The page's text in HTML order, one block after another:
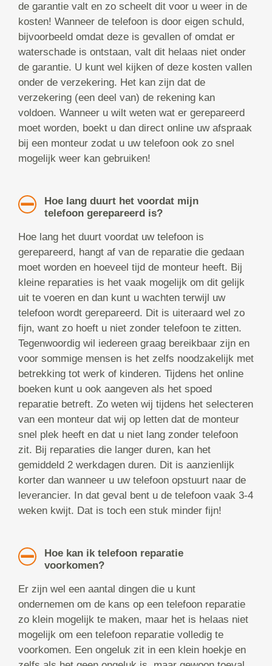
de garantie valt en zo scheelt dit voor u weer in de
kosten! Wanneer de telefoon is door eigen schuld,
bijvoorbeeld omdat deze is gevallen of omdat er
waterschade is ontstaan, valt dit helaas niet onder
de garantie. U kunt wel kijken of deze kosten vallen
onder de verzekering. Het kan zijn dat de
verzekering (een deel van) de rekening kan
voldoen. Wanneer u wilt weten wat er gerepareerd
moet worden, boekt u dan direct online uw afspraak
bij een monteur zodat u uw telefoon ook zo snel
mogelijk weer kan gebruiken!
Hoe lang duurt het voordat mijn
telefoon gerepareerd is?
Hoe lang het duurt voordat uw telefoon is
gerepareerd, hangt af van de reparatie die gedaan
moet worden en hoeveel tijd de monteur heeft. Bij
kleine reparaties is het vaak mogelijk om dit gelijk
uit te voeren en dan kunt u wachten terwijl uw
telefoon wordt gerepareerd. Dit is uiteraard wel zo
fijn, want zo hoeft u niet zonder telefoon te zitten.
Tegenwoordig wil iedereen graag bereikbaar zijn en
voor sommige mensen is het zelfs noodzakelijk met
betrekking tot werk of kinderen. Tijdens het online
boeken kunt u ook aangeven als het spoed
reparatie betreft. Zo weten wij tijdens het selecteren
van een monteur dat wij op letten dat de monteur
snel plek heeft en dat u niet lang zonder telefoon
zit. Bij reparaties die langer duren, kan het
gemiddeld 2 werkdagen duren. Dit is aanzienlijk
korter dan wanneer u uw telefoon opstuurt naar de
leverancier. In dat geval bent u de telefoon vaak 3-4
weken kwijt. Dat is toch een stuk minder fijn!
Hoe kan ik telefoon reparatie
voorkomen?
Er zijn wel een aantal dingen die u kunt
ondernemen om de kans op een telefoon reparatie
zo klein mogelijk te maken, maar het is helaas niet
mogelijk om een telefoon reparatie volledig te
voorkomen. Een ongeluk zit in een klein hoekje en